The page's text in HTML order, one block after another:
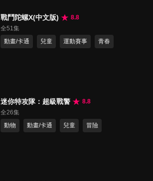
戰鬥陀螺X(中文版)
8.8
全51集
動畫/卡通
兒童 運動賽事 青春
迷你特攻隊：超級戰警
8.8
全26集
動物
動畫/卡通 兒童 冒險